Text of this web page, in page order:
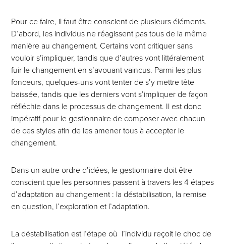
Pour ce faire, il faut être conscient de plusieurs éléments.
D’abord, les individus ne réagissent pas tous de la même
manière au changement. Certains vont critiquer sans
vouloir s’impliquer, tandis que d’autres vont littéralement
fuir le changement en s’avouant vaincus. Parmi les plus
fonceurs, quelques-uns vont tenter de s’y mettre tête
baissée, tandis que les derniers vont s’impliquer de façon
réfléchie dans le processus de changement. Il est donc
impératif pour le gestionnaire de composer avec chacun
de ces styles afin de les amener tous à accepter le
changement.
Dans un autre ordre d’idées, le gestionnaire doit être
conscient que les personnes passent à travers les 4 étapes
d’adaptation au changement : la déstabilisation, la remise
en question, l’exploration et l’adaptation.
La déstabilisation est l’étape où l’individu reçoit le choc de